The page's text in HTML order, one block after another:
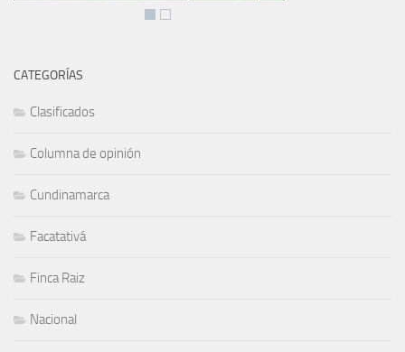
CATEGORÍAS
Clasificados
Columna de opinión
Cundinamarca
Facatativá
Finca Raiz
Nacional